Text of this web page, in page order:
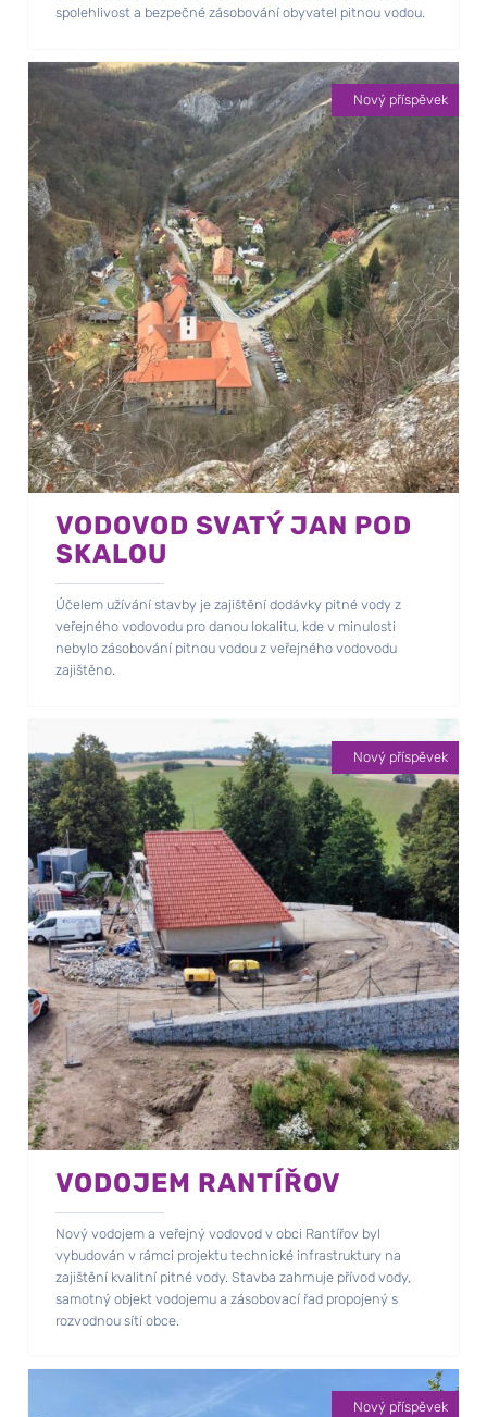
spolehlivost a bezpečné zásobování obyvatel pitnou vodou.
Nový příspěvek
VODOVOD SVATÝ JAN POD
SKALOU
Účelem užívání stavby je zajištění dodávky pitné vody z
veřejného vodovodu pro danou lokalitu, kde v minulosti
nebylo zásobování pitnou vodou z veřejného vodovodu
zajištěno.
Nový příspěvek
VODOJEM RANTÍŘOV
Nový vodojem a veřejný vodovod v obci Rantířov byl
vybudován v rámci projektu technické infrastruktury na
zajištění kvalitní pitné vody. Stavba zahrnuje přívod vody,
samotný objekt vodojemu a zásobovací řad propojený s
rozvodnou sítí obce.
Nový příspěvek